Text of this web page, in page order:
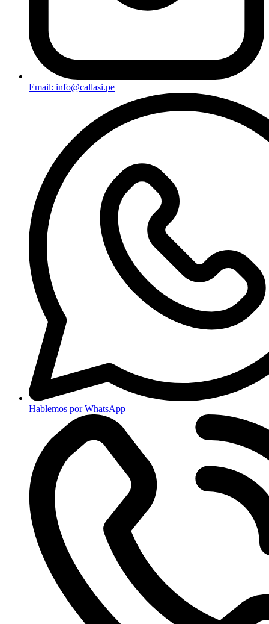
Email: info@callasi.pe
Hablemos por WhatsApp